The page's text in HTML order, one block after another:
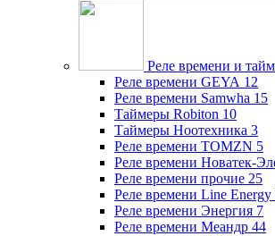
Реле времени и
Реле времени GEYA 12
Реле времени Samwha 15
Таймеры Robiton 10
Таймеры Ноотехника 3
Реле времени TOMZN 5
Реле времени Новатек-
Реле времени прочие 25
Реле времени Line Energy
Реле времени Энергия 7
Реле времени Меандр 44